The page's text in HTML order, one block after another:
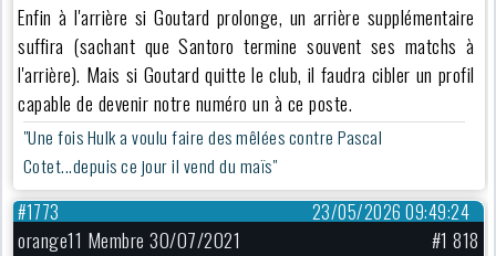
Enfin à l'arrière si Goutard prolonge, un arrière supplémentaire
suffira (sachant que Santoro termine souvent ses matchs à
l'arrière). Mais si Goutard quitte le club, il faudra cibler un profil
capable de devenir notre numéro un à ce poste.
"Une fois Hulk a voulu faire des mêlées contre Pascal
Cotet...depuis ce jour il vend du maïs"
23/05/2026 09:49:24
#1773
orange11 Membre 30/07/2021
#1 818